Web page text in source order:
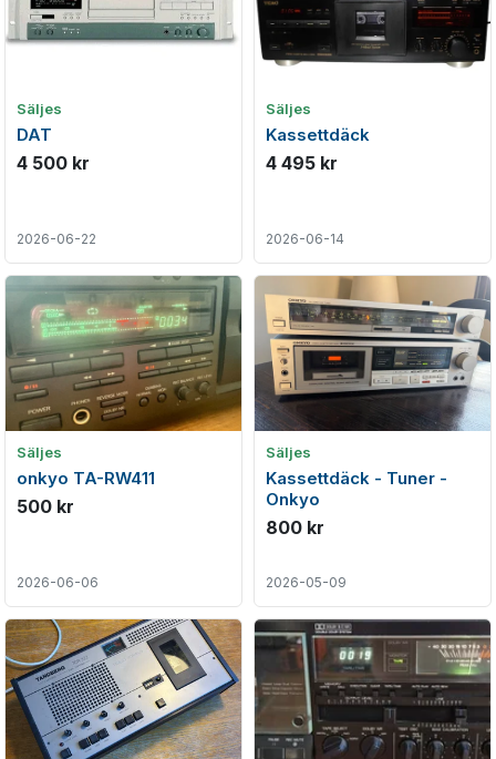
Säljes
DAT
4 500 kr
2026-06-22
Säljes
Kassettdäck
4 495 kr
2026-06-14
Säljes
onkyo TA-RW411
500 kr
2026-06-06
Säljes
Kassettdäck - Tuner -
Onkyo
800 kr
2026-05-09